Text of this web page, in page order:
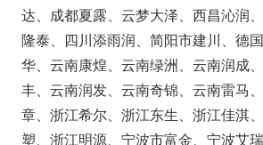
达、成都夏露、云梦大泽、西昌沁润
隆泰、四川添雨润、简阳市建川、德
华、云南康煌、云南绿洲、云南润成
丰、云南润发、云南奇锦、云南雷马
章、浙江希尔、浙江东生、浙江佳淇
塑、浙江明源、宁波市富金、宁波艾